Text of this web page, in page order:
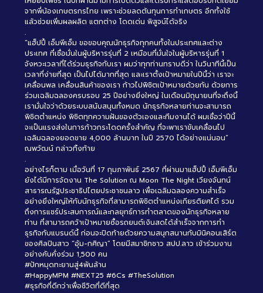
จากพี่น้องเกษตรกรไทย เพราะช่วยลดต้นทุนการทำเกษตร อีกทั้งใช้
แล้วช่วยเพิ่มผลผลิต แตกต่าง โดดเด่น พิสูจน์ได้จริง
.
“แฮ็ปปี้ เอ็มพีเอ็ม ขอขอบคุณนักธุรกิจทุกคนทั้งในประเทศและต่าง
ประเทศ ที่เชื่อมั่นในผู้บริหารรุ่นที่ 2 เหมือนที่มั่นใจในผู้บริหารรุ่นที่ 1
จังหวะเวลาที่ได้ร่วมธุรกิจกับเรา ผมว่าทุกท่านทราบดีว่า ในวินาทีนี้เป็น
เวลาที่ง่ายที่สุด เป็นไปได้มากที่สุด และเราตั้งเป้าหมายในปีนี้ว่า เราจะ
เคลื่อนพล เคลื่อนสินค้าของเรา ก้าวไปพิชิตเป้าหมายด้วยกัน ด้วยการ
ร่วมเฉลิมฉลองครบรอบ 25 ปีอย่างยิ่งใหญ่ ในเดือนมิถุนายนที่จะถึงนี้
เรามั่นใจว่าด้วยระบบสนับสนุนทั้งหมด นักธุรกิจหลายท่านจะสามารถ
พิชิตตำแหน่ง พิชิตทุกความฝันของตัวเองและทีมงานได้ ผมเชื่อว่าปีนี้
จะเป็นแรงส่งในการก้าวกระโดดครั้งสำคัญ ที่จะพาเราขับเคลื่อนไป
เฉลิมฉลองยอดขาย 4,000 ล้านบาท ในปี 2570 ได้อย่างแน่นอน”
ณพวัฒน์ กล่าวทิ้งท้าย
.
อย่างไรก็ตาม เมื่อวันที่ 17 กุมภาพันธ์ 2567 ที่ผ่านมาแฮ็ปปี้ เอ็มพีเอ็ม
ยังได้มีการจัดงาน The Solution ณ Moon The Night เวียงจันทน์
สาธารณรัฐประชาธิปไตยประชาชนลาว เพื่อเฉลิมฉลองความสำเร็จ
อย่างยิ่งใหญ่ให้กับนักธุรกิจที่สามารถพิชิตตำแหน่งเกียรติยศได้ รวม
ถึงการแชร์ประสบการณ์และกลยุทธ์การทำตลาดของนักธุรกิจหลาย
ท่าน ที่สามารถคว้าเป้าหมายซื้อรถยนต์เงินสดได้สำเร็จจากการทำ
ธุรกิจกับแบรนด์นี้ ก่อนจะปิดท้ายด้วยความสนุกสนานกับมินิคอนเสิร์ต
ของศิลปินสาว “อุ้ม-กศิญา” โดยมีสมาชิกชาว สปป.ลาว เข้าร่วมงาน
อย่างคับคั่งร่วม 1,500 คน
#ปักหมุดทะยานสู่4พันล้าน
#HappyMPM #NEXT25 #6Cs #TheSolution
#ธุรกิจที่ดีกว่าเพื่อชีวิตที่ดีที่สุด